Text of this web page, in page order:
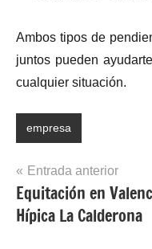
Ambos tipos de
juntos pueden
cualquier situación.
empresa
Navegación
de
entradas
Entrada anterior
Equitación en
Hípica La Calderona